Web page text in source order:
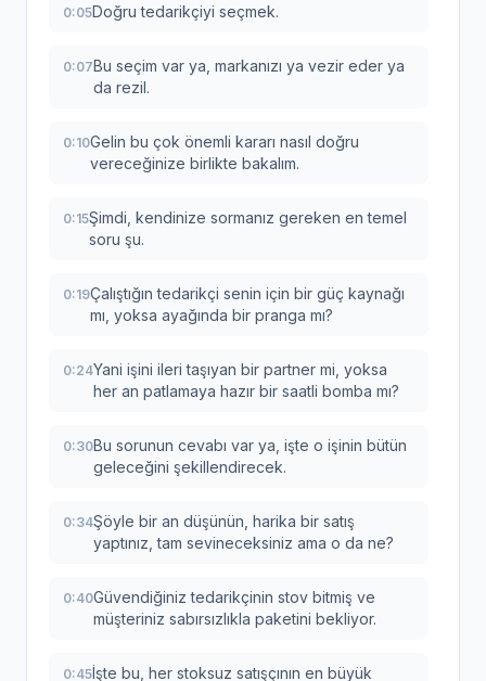
0:05Doğru tedarikçiyi seçmek.
0:07Bu seçim var ya, markanızı ya vezir eder ya
da rezil.
0:10Gelin bu çok önemli kararı nasıl doğru
vereceğinize birlikte bakalım.
0:15Şimdi, kendinize sormanız gereken en temel
soru şu.
0:19Çalıştığın tedarikçi senin için bir güç kaynağı
mı, yoksa ayağında bir pranga mı?
0:24Yani işini ileri taşıyan bir partner mi, yoksa
her an patlamaya hazır bir saatli bomba mı?
0:30Bu sorunun cevabı var ya, işte o işinin bütün
geleceğini şekillendirecek.
0:34Şöyle bir an düşünün, harika bir satış
yaptınız, tam sevineceksiniz ama o da ne?
0:40Güvendiğiniz tedarikçinin stov bitmiş ve
müşteriniz sabırsızlıkla paketini bekliyor.
0:45İşte bu, her stoksuz satışçının en büyük